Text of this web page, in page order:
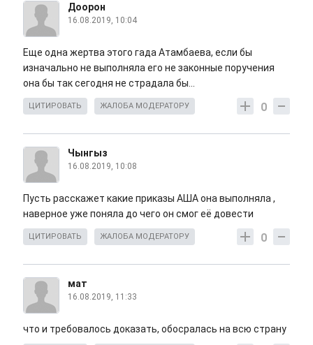
Доорон
16.08.2019, 10:04
Еще одна жертва этого гада Атамбаева, если бы
изначально не выполняла его не законные поручения
она бы так сегодня не страдала бы...
0
ЦИТИРОВАТЬ ЖАЛОБА МОДЕРАТОРУ
Чынгыз
16.08.2019, 10:08
Пусть расскажет какие приказы АША она выполняла ,
наверное уже поняла до чего он смог её довести
0
ЦИТИРОВАТЬ ЖАЛОБА МОДЕРАТОРУ
мат
16.08.2019, 11:33
что и требовалось доказать, обосралась на всю страну